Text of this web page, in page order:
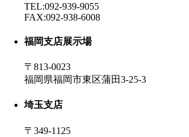
TEL:092-939-9055
FAX:092-938-6008
福岡支店展示場
〒813-0023
福岡県福岡市東区蒲田3-25-3
埼玉支店
〒349-1125